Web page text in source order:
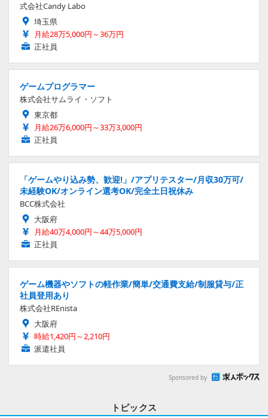
式会社Candy Labo
埼玉県
月給28万5,000円～36万円
正社員
ゲームプログラマー
株式会社サムライ・ソフト
東京都
月給26万6,000円～33万3,000円
正社員
「ゲームやり込み勢、歓迎!」/アプリテスター/月収30万可/
未経験OK/オンライン選考OK/完全土日祝休み
BCC株式会社
大阪府
月給40万4,000円～44万5,000円
正社員
ゲーム機器やソフトの軽作業/簡単/交通費支給/制服貸与/正
社員登用あり
株式会社REnista
大阪府
時給1,420円～2,210円
派遣社員
Sponsored by
トピックス